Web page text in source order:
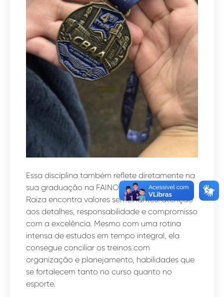
Essa disciplina também reflete diretamente na
sua graduação na FAINOR. Na Odontologia,
Raiza encontra valores semelhantes: atenção
aos detalhes, responsabilidade e compromisso
com a excelência. Mesmo com uma rotina
intensa de estudos em tempo integral, ela
consegue conciliar os treinos com
organização e planejamento, habilidades que
se fortalecem tanto no curso quanto no
esporte.